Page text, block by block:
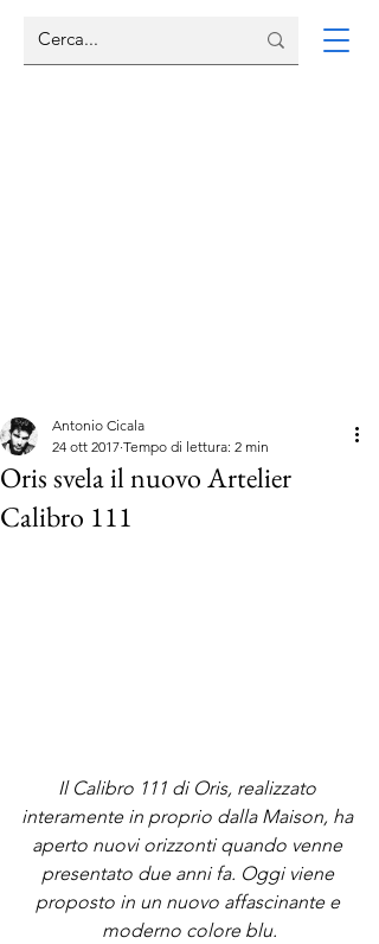
Oris svela il nuovo Artelier
Calibro 111
Antonio Cicala
24 ott 2017 Tempo di lettura: 2 min
Il Calibro 111 di Oris, realizzato
interamente in proprio dalla Maison, ha
aperto nuovi orizzonti quando venne
presentato due anni fa. Oggi viene
proposto in un nuovo affascinante e
moderno colore blu.